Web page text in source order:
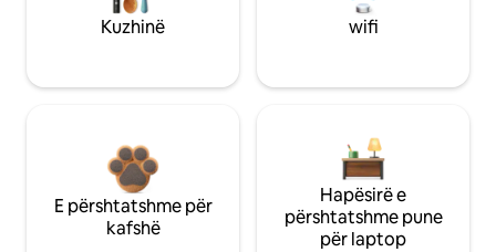
Kuzhinë wifi
E përshtatshme për
kafshë
Hapësirë e
përshtatshme pune
për laptop